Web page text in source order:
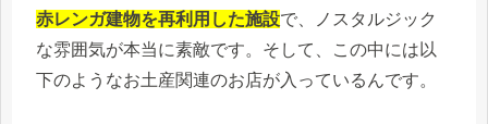
赤レンガ建物を再利用した施設で、ノスタルジック
な雰囲気が本当に素敵です。そして、この中には以
下のようなお土産関連のお店が入っているんです。